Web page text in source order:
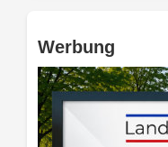
Werbung